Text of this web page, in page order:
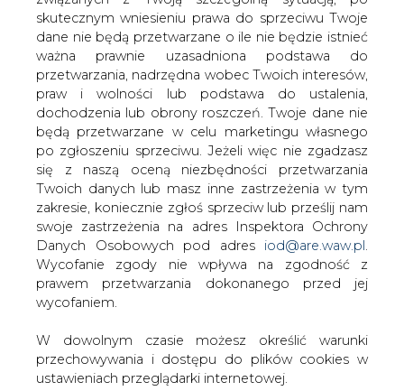
skutecznym wniesieniu prawa do sprzeciwu Twoje
dane nie będą przetwarzane o ile nie będzie istnieć
ważna prawnie uzasadniona podstawa do
przetwarzania, nadrzędna wobec Twoich interesów,
praw i wolności lub podstawa do ustalenia,
dochodzenia lub obrony roszczeń. Twoje dane nie
będą przetwarzane w celu marketingu własnego
po zgłoszeniu sprzeciwu. Jeżeli więc nie zgadzasz
się z naszą oceną niezbędności przetwarzania
Twoich danych lub masz inne zastrzeżenia w tym
zakresie, koniecznie zgłoś sprzeciw lub prześlij nam
swoje zastrzeżenia na adres Inspektora Ochrony
Danych Osobowych pod adres iod@are.waw.pl.
Wycofanie zgody nie wpływa na zgodność z
prawem przetwarzania dokonanego przed jej
wycofaniem.
W dowolnym czasie możesz określić warunki
przechowywania i dostępu do plików cookies w
ustawieniach przeglądarki internetowej.
20 listopada Komisja Europejska podjęła
decyzję o wycofaniu z Trybunału
Sprawiedliwości Unii Europejskiej skargi
przeciwko Polsce dotyczącej
niewdrożenia dyrektywy Parlamentu
Europejskiego i Rady 2009/73/WE
dotyczącej wspólnych zasad rynku
wewnętrznego gazu ziemnego i
uchylającej dyrektywę 2003/55/WE -
podał w komunikacie resort gospodarki.
22 października Komisja Europejska podjęła już
analogiczną decyzję o wycofaniu z Trybunału
Sprawiedliwości Unii Europejskiej skargi przeciwko Polsce